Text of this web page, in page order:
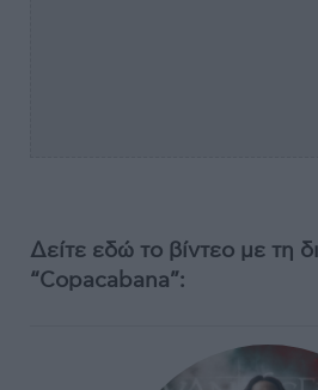
Δείτε εδώ το βίντεο με τη
“Copacabana”: